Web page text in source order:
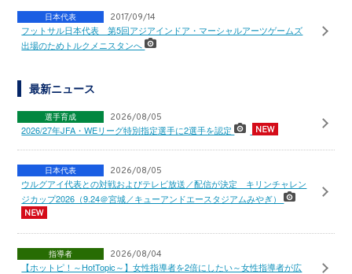
日本代表 2017/09/14
フットサル日本代表 第5回アジアインドア・マーシャルアーツゲームズ
出場のためトルクメニスタンへ
最新ニュース
選手育成 2026/08/05
2026/27年JFA・WEリーグ特別指定選手に2選手を認定
日本代表 2026/08/05
ウルグアイ代表との対戦およびテレビ放送／配信が決定 キリンチャレン
ジカップ2026（9.24＠宮城／キューアンドエースタジアムみやぎ）
指導者 2026/08/04
【ホットピ！～HotTopic～】女性指導者を2倍にしたい～女性指導者が広